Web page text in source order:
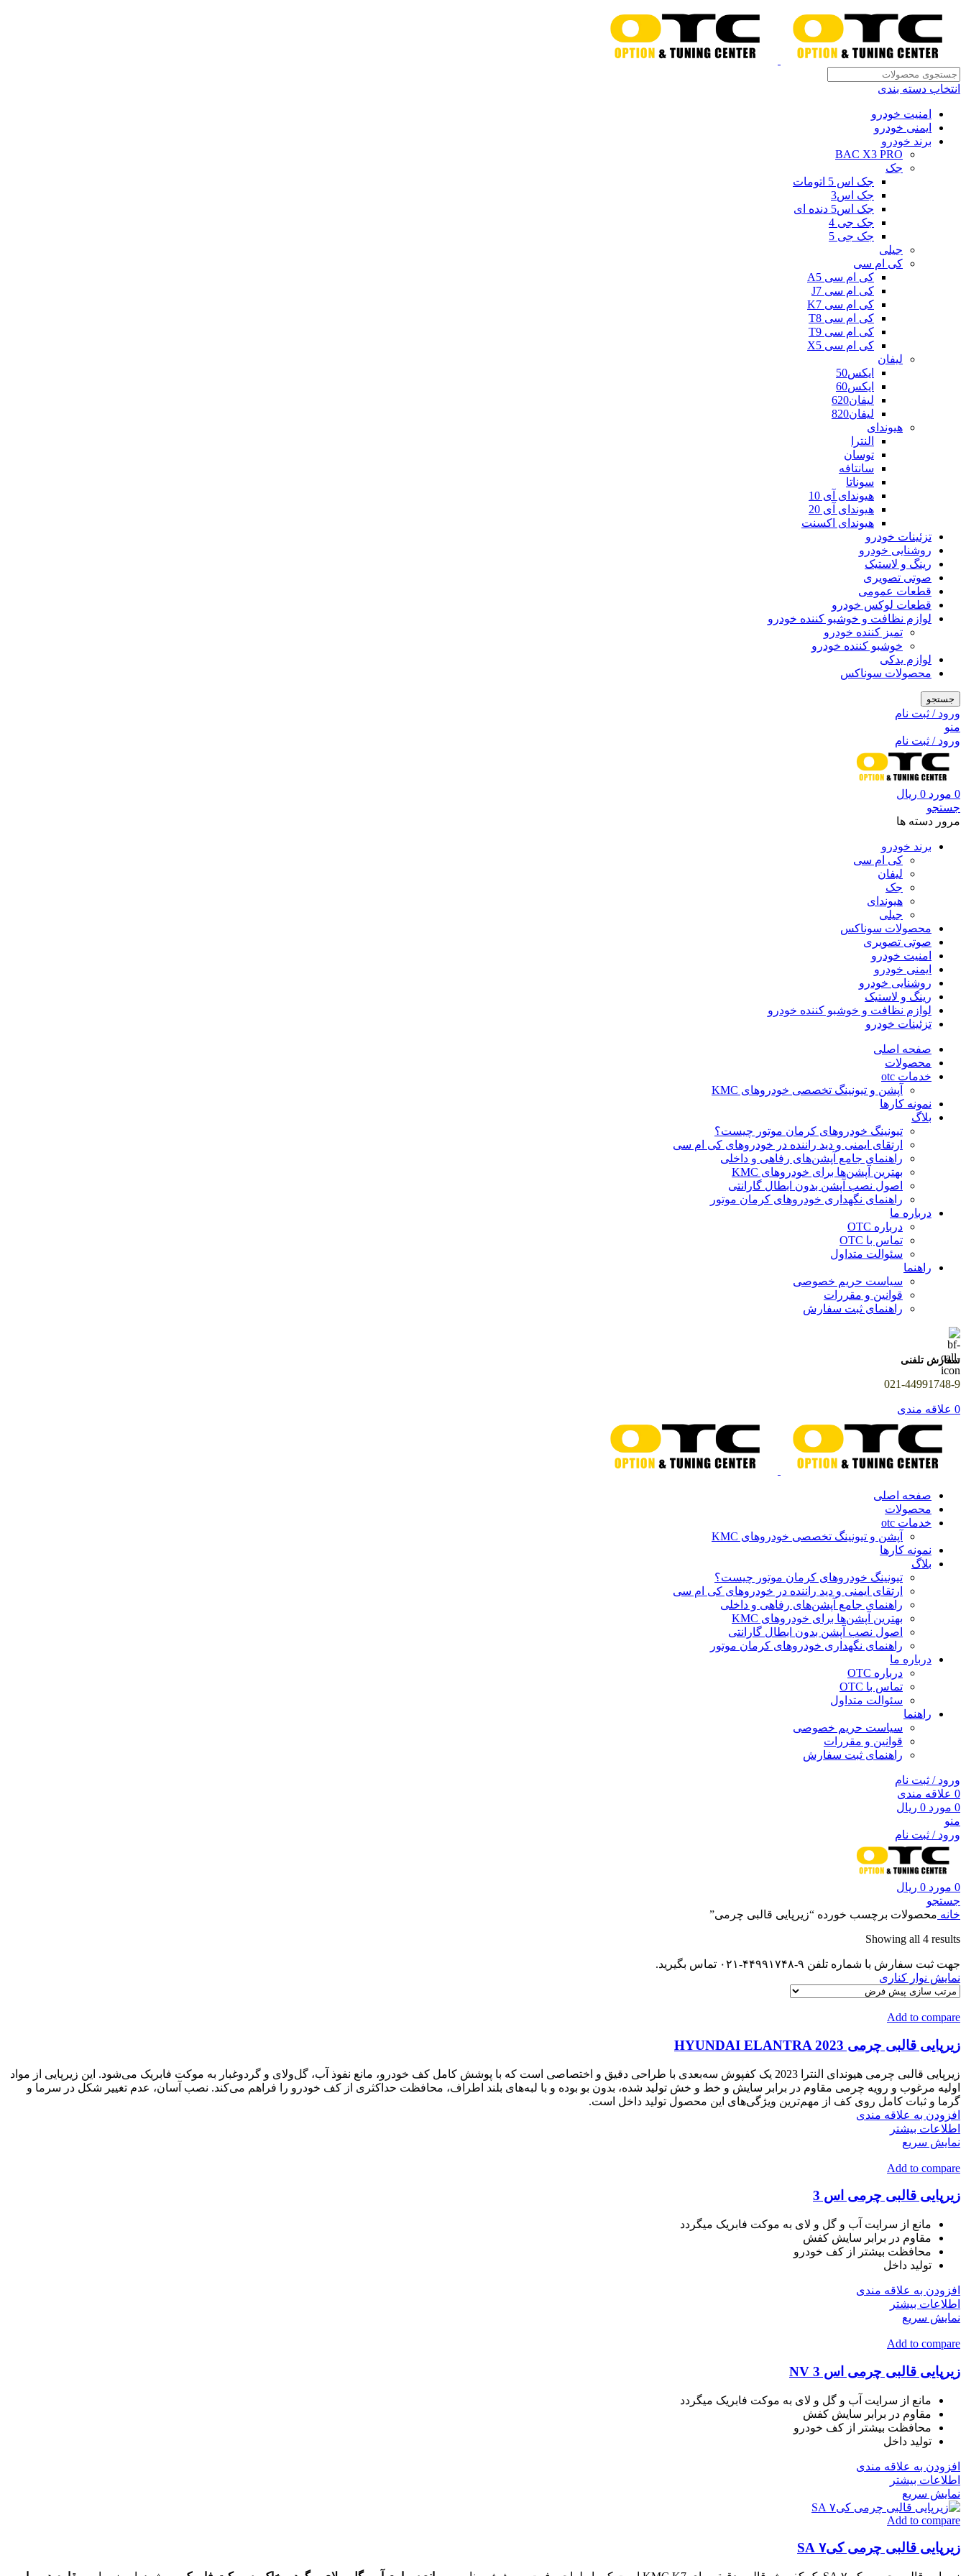
انتخاب دسته بندی
امنیت خودرو
ایمنی خودرو
برند خودرو
BAC X3 PRO
جک
جک اس 5 اتومات
جک اس3
جک اس5 دنده ای
جک جی 4
جک جی 5
جیلی
کی ام سی
کی ام سی A5
کی ام سی J7
کی ام سی K7
کی ام سی T8
کی ام سی T9
کی ام سی X5
لیفان
ایکس50
ایکس60
لیفان620
لیفان820
هیوندای
النترا
توسان
سانتافه
سوناتا
هیوندای آی 10
هیوندای آی 20
هیوندای اکسنت
تزئینات خودرو
روشنایی خودرو
رینگ و لاستیک
صوتی تصویری
قطعات عمومی
قطعات لوکس خودرو
لوازم نظافت و خوشبو کننده خودرو
تمیز کننده خودرو
خوشبو کننده خودرو
لوازم یدکی
محصولات سوناکس
جستجو
ورود / ثبت نام
منو
ورود / ثبت نام
0 مورد 0 ریال
جستجو
مرور دسته ها
برند خودرو
کی ام سی
لیفان
جک
هیوندای
جیلی
محصولات سوناکس
صوتی تصویری
امنیت خودرو
ایمنی خودرو
روشنایی خودرو
رینگ و لاستیک
لوازم نظافت و خوشبو کننده خودرو
تزئینات خودرو
صفحه اصلی
محصولات
خدمات otc
آپشن و تیونینگ تخصصی خودروهای KMC
نمونه کارها
بلاگ
تیونینگ خودروهای کرمان موتور چیست؟
ارتقای ایمنی و دید راننده در خودروهای کی ام سی
راهنمای جامع آپشن‌های رفاهی و داخلی
بهترین آپشن‌ها برای خودروهای KMC
اصول نصب آپشن بدون ابطال گارانتی
راهنمای نگهداری خودروهای کرمان موتور
درباره ما
درباره OTC
تماس با OTC
سئوالت متداول
راهنما
سیاست حریم خصوصی
قوانین و مقررات
راهنمای ثبت سفارش
سفارش تلفنی
021-44991748-9
0 علاقه مندی
صفحه اصلی
محصولات
خدمات otc
آپشن و تیونینگ تخصصی خودروهای KMC
نمونه کارها
بلاگ
تیونینگ خودروهای کرمان موتور چیست؟
ارتقای ایمنی و دید راننده در خودروهای کی ام سی
راهنمای جامع آپشن‌های رفاهی و داخلی
بهترین آپشن‌ها برای خودروهای KMC
اصول نصب آپشن بدون ابطال گارانتی
راهنمای نگهداری خودروهای کرمان موتور
درباره ما
درباره OTC
تماس با OTC
سئوالت متداول
راهنما
سیاست حریم خصوصی
قوانین و مقررات
راهنمای ثبت سفارش
ورود / ثبت نام
0 علاقه مندی
0 مورد 0 ریال
منو
ورود / ثبت نام
0 مورد 0 ریال
جستجو
خانه محصولات برچسب خورده “زیرپایی قالبی چرمی”
Showing all 4 results
جهت ثبت سفارش با شماره تلفن ۹-۴۴۹۹۱۷۴۸-۰۲۱ تماس بگیرید.
نمایش نوار کناری
Add to compare
زیرپایی قالبی چرمی HYUNDAI ELANTRA 2023
زیرپایی قالبی چرمی هیوندای النترا 2023 یک کفپوش سه‌بعدی با طراحی دقیق و اختصاصی است که با پوشش کامل کف خودرو، مانع نفوذ آب، گل‌ولای و گردوغبار به موکت فابریک می‌شود. این زیرپایی از مواد
اولیه مرغوب و رویه چرمی مقاوم در برابر سایش و خط و خش تولید شده، بدون بو بوده و با لبه‌های بلند اطراف، محافظت حداکثری از کف خودرو را فراهم می‌کند. نصب آسان، عدم تغییر شکل در سرما و
گرما و ثبات کامل روی کف از مهم‌ترین ویژگی‌های این محصول تولید داخل است.
افزودن به علاقه مندی
اطلاعات بیشتر
نمایش سریع
Add to compare
زیرپایی قالبی چرمی اس 3
مانع از سرایت آب و گل و لای به موکت فابریک میگردد
مقاوم در برابر سایش کفش
محافظت بیشتر از کف خودرو
تولید داخل
افزودن به علاقه مندی
اطلاعات بیشتر
نمایش سریع
Add to compare
زیرپایی قالبی چرمی اس 3 NV
مانع از سرایت آب و گل و لای به موکت فابریک میگردد
مقاوم در برابر سایش کفش
محافظت بیشتر از کف خودرو
تولید داخل
افزودن به علاقه مندی
اطلاعات بیشتر
نمایش سریع
Add to compare
زیرپایی قالبی چرمی کی۷ SA